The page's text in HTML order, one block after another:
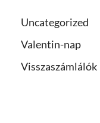
Uncategorized
Valentin-nap
Visszaszámlálók